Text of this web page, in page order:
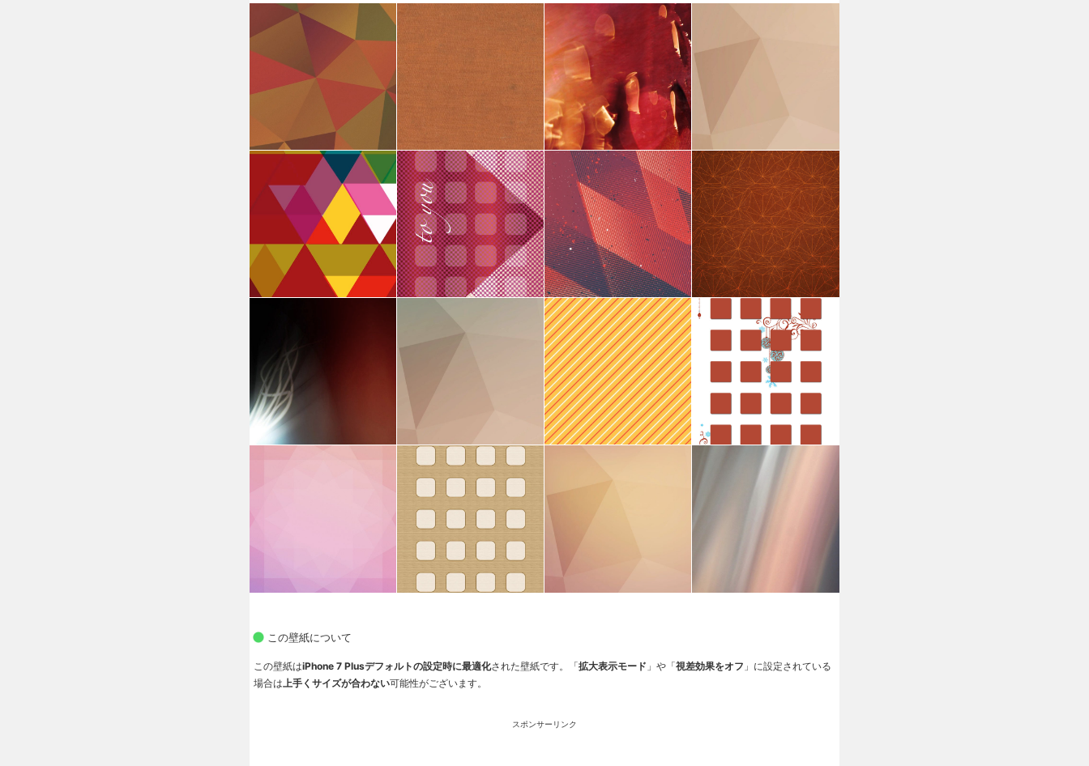
この壁紙について
この壁紙はiPhone 7 Plusデフォルトの設定時に最適化された壁紙です。「拡大表示モード 」や「視差効果をオフ 」に設定されている
場合は上手くサイズが合わない可能性がございます。
スポンサーリンク